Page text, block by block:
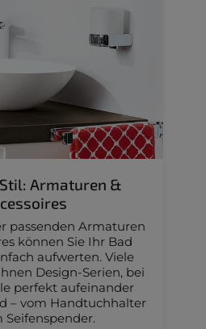
Armaturen &
passenden Armaturen
können Sie Ihr Bad
aufwerten. Viele
Design-Serien, bei
perfekt aufeinander
– vom Handtuchhalter
Seifenspender.